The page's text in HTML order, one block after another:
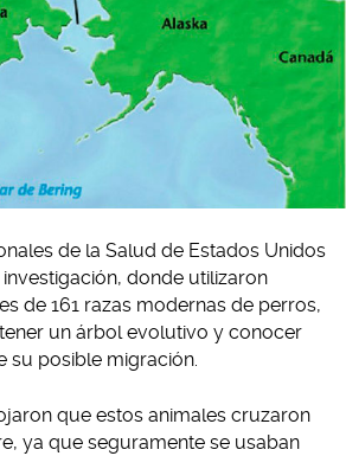
de la Salud de Estados Unidos
donde utilizaron
de 161 razas modernas de perros,
un árbol evolutivo y conocer
su posible migración.
que estos animales cruzaron
ya que seguramente se usaban